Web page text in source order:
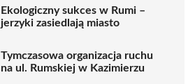
Ekologiczny sukces w Rumi –
jerzyki zasiedlają miasto
Tymczasowa organizacja ruchu
na ul. Rumskiej w Kazimierzu